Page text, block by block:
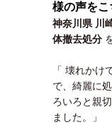
様の声をこ
神奈川県 川
体撤去処分
「 壊れかけ
で、綺麗に
ろいろと親
ました。」